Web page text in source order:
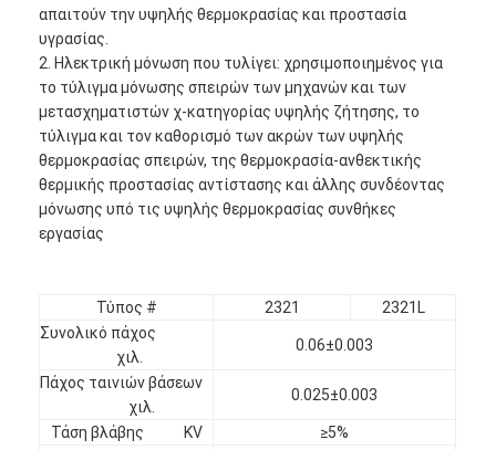
Σπίτι
Προϊόντα
Περίπου εμείς
απαιτούν την υψηλής θερμοκρασίας και προστασία
υγρασίας.
2. Ηλεκτρική μόνωση που τυλίγει: χρησιμοποιημένος για
το τύλιγμα μόνωσης σπειρών των μηχανών και των
μετασχηματιστών χ-κατηγορίας υψηλής ζήτησης, το
τύλιγμα και τον καθορισμό των ακρών των υψηλής
θερμοκρασίας σπειρών, της θερμοκρασία-ανθεκτικής
θερμικής προστασίας αντίστασης και άλλης συνδέοντας
μόνωσης υπό τις υψηλής θερμοκρασίας συνθήκες
εργασίας
Τύπος # 2321
2321L
Συνολικό πάχος
χιλ.
0.06±0.003
Πάχος ταινιών βάσεων
χιλ.
0.025±0.003
Τάση βλάβης KV
≥5%